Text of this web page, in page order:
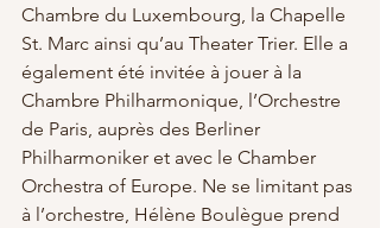
Chambre du Luxembourg, la Chapelle
St. Marc ainsi qu’au Theater Trier. Elle a
également été invitée à jouer à la
Chambre Philharmonique, l’Orchestre
de Paris, auprès des Berliner
Philharmoniker et avec le Chamber
Orchestra of Europe. Ne se limitant pas
à l’orchestre, Hélène Boulègue prend